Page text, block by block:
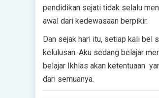
pendidikan sejati tidak selalu
awal dari kedewasaan berpikir.
Dan sejak hari itu, setiap kali bel
kelulusan. Aku sedang belajar
belajar Ikhlas akan ketentuaan
dari semuanya.